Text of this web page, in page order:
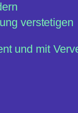
verstetigen
und mit